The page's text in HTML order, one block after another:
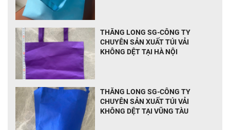
THĂNG LONG SG-CÔNG TY
CHUYÊN SẢN XUẤT TÚI VẢI
KHÔNG DỆT TẠI HÀ NỘI
THĂNG LONG SG-CÔNG TY
CHUYÊN SẢN XUẤT TÚI VẢI
KHÔNG DỆT TẠI VŨNG TÀU